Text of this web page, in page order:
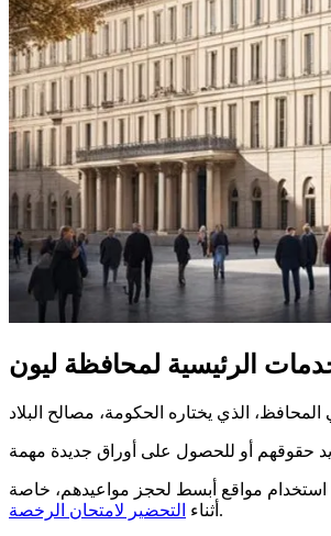
الرئيسية لمحافظة ليون
استخدام مواقع أبسط لحجز مواعيدهم، خاصة
أثناء التحضير لامتحان الرخصة .